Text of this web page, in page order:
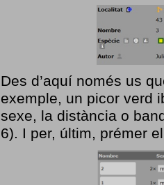
Des d’aquí només us
exemple, un picor verd
sexe, la distància o
6). I per, últim, prémer